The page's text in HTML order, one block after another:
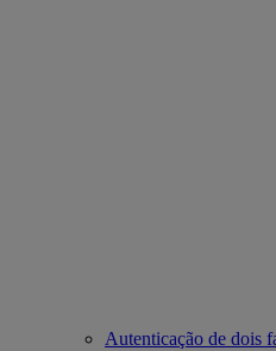
Autenticação de dois